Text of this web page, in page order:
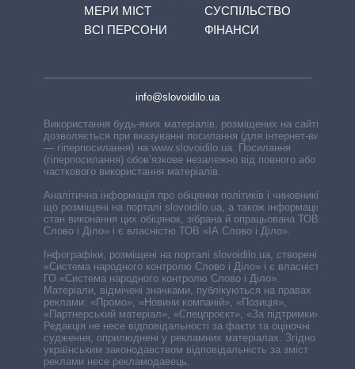
МЕРИ МІСТ
ВСІ ПЕРСОНИ
СУСПІЛЬСТВО
ФІНАНСИ
info@slovoidilo.ua
Використання будь-яких матеріалів, розміщених на сайті,
дозволяється при вказуванні посилання (для інтернет-видань
— гіперпосилання) на www.slovoidilo.ua. Посилання
(гіперпосилання) обов’язкове незалежно від повного або
часткового використання матеріалів.
Аналітична інформація про обіцянки політиків і чиновників,
що розміщені на порталі slovoidilo.ua, а також інформація про
стан виконання цих обіцянок, зібрана й опрацьована ТОВ «ІА
Слово і Діло» і є власністю ТОВ «ІА Слово і Діло».
Інфографіки, розміщені на порталі slovoidilo.ua, створені ГО
«Система народного контролю Слово і Діло» і є власністю
ГО «Система народного контролю Слово і Діло».
Матеріали, відмічені значками, публікуються на правах
реклами: «Промо», «Новини компаній», «Позиція»,
«Партнерський матеріал», «Спецпроєкт», «За підтримки».
Редакція не несе відповідальності за факти та оціночні
судження, оприлюднені у рекламних матеріалах. Згідно з
українським законодавством відповідальність за зміст
реклами несе рекламодавець.